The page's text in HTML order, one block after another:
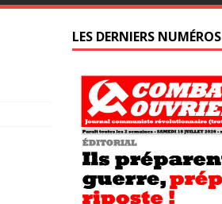
LES DERNIERS NUMÉROS